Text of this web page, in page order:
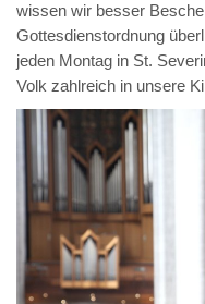
wissen wir besser
Gottesdienstordnung
jeden Montag in St.
Volk zahlreich in unsere